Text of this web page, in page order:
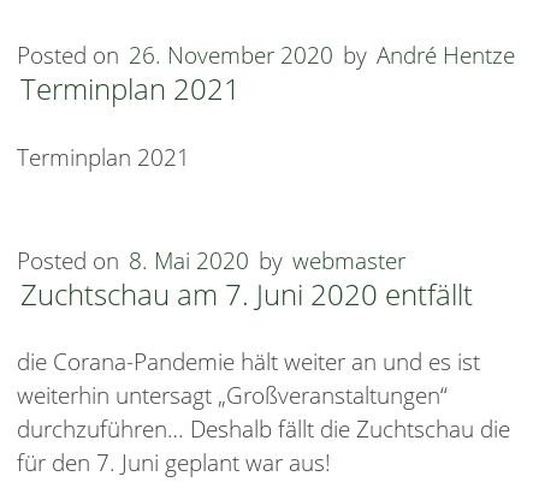
Posted on 26. November 2020 by André Hentze
Terminplan 2021
Terminplan 2021
Posted on 8. Mai 2020 by webmaster
Zuchtschau am 7. Juni 2020 entfällt
die Corana-Pandemie hält weiter an und es ist
weiterhin untersagt „Großveranstaltungen“
durchzuführen… Deshalb fällt die Zuchtschau die
für den 7. Juni geplant war aus!